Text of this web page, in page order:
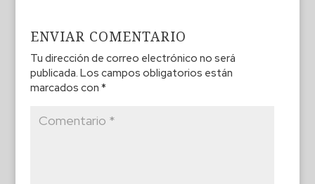
ENVIAR COMENTARIO
Tu dirección de correo electrónico no será
publicada. Los campos obligatorios están
marcados con *